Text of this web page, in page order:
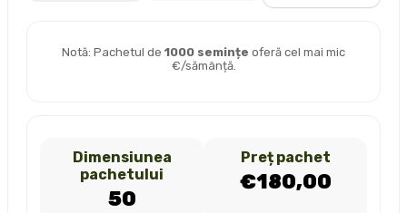
Notă: Pachetul de 1000 semințe oferă cel mai mic
€/sămânță.
Dimensiunea
pachetului
50
Preț pachet
€180,00